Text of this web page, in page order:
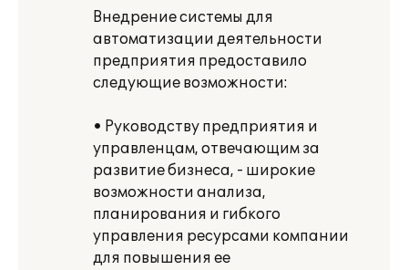
Внедрение системы для
автоматизации деятельности
предприятия предоставило
следующие возможности:
• Руководству предприятия и
управленцам, отвечающим за
развитие бизнеса, - широкие
возможности анализа,
планирования и гибкого
управления ресурсами компании
для повышения ее